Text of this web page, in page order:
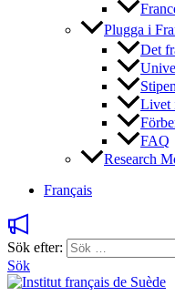
Plugga i
Det
Livet
FAQ
Research
Français
Sök efter:
Sök